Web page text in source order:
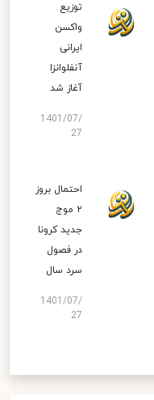
توزیع
واکسن
ایرانی
آنفلوانزا
آغاز شد
1401/07/
27
احتمال بروز
۲ موج
جدید کرونا
در فصول
سرد سال
1401/07/
27